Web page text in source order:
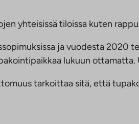
yhteisissä tiloissa kuten
ja vuodesta 2020
lukuun
tarkoittaa sitä, että